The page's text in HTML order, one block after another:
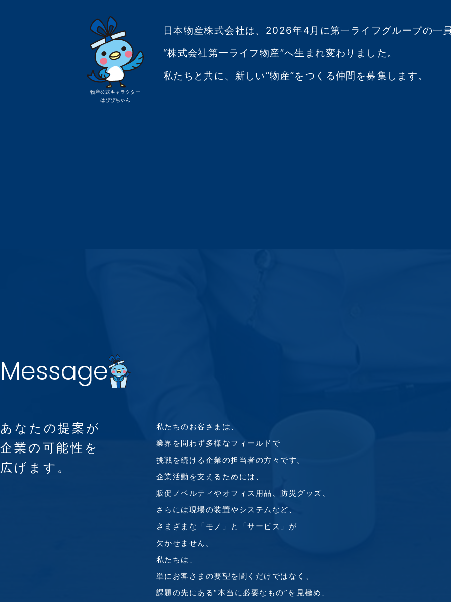
物産公式キャラクター
はぴぴちゃん
日本物産株式会社は、 2026年4月に第一ライフグループの一
“株式会社第一ライフ物産”へ生まれ変わりました。
私たちと共に、 新しい“物産”をつくる仲間を募集します。
Message
あなたの提案が
企業の可能性を
広げます。
私たちのお客さまは、
業界を問わず多様なフィールドで
挑戦を続ける企業の担当者の方々です。
企業活動を支えるためには、
販促ノベルティやオフィス用品、 防災グッズ、
さらには現場の装置やシステムなど、
さまざまな 「モノ」と「サービス」が
欠かせません。
私たちは、
単にお客さまの要望を聞くだけではなく、
課題の先にある“本当に必要なもの”を見極め、